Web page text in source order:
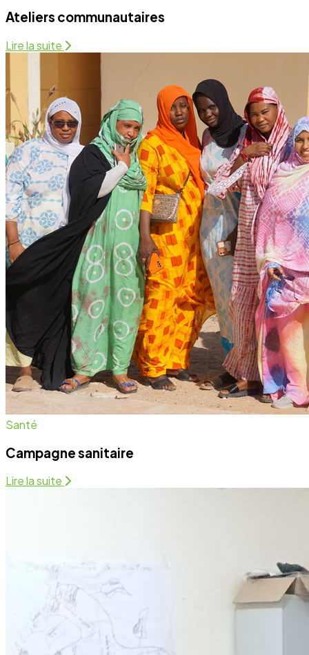
Santé
Campagne sanitaire
Lire la suite